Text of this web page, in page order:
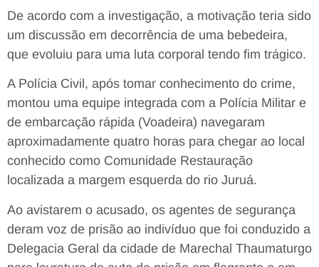
De acordo com a investigação, a motivação teria sido
um discussão em decorrência de uma bebedeira,
que evoluiu para uma luta corporal tendo fim trágico.
A Polícia Civil, após tomar conhecimento do crime,
montou uma equipe integrada com a Polícia Militar e
de embarcação rápida (Voadeira) navegaram
aproximadamente quatro horas para chegar ao local
conhecido como Comunidade Restauração
localizada a margem esquerda do rio Juruá.
Ao avistarem o acusado, os agentes de segurança
deram voz de prisão ao indivíduo que foi conduzido a
Delegacia Geral da cidade de Marechal Thaumaturgo